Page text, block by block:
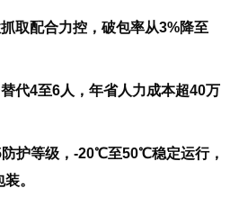
取配合力控，破包率从3%降至
代4至6人，年省人力成本超40万
护等级，-20℃至50℃稳定运行，
。